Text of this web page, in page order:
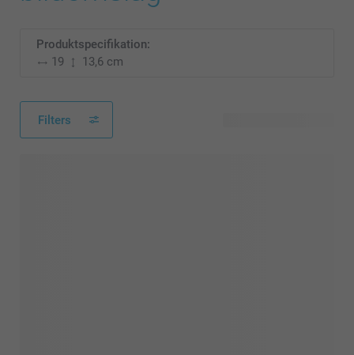
Produktspecifikation:
19
13,6 cm
Filters